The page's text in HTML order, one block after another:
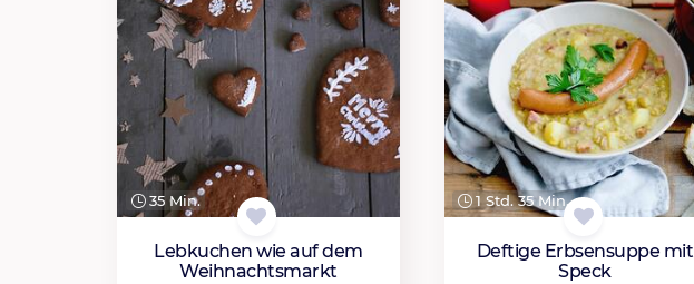
35 Min.
Lebkuchen wie auf dem
Weihnachtsmarkt
1 Std. 35 Min.
Deftige Erbsensuppe mit
Speck